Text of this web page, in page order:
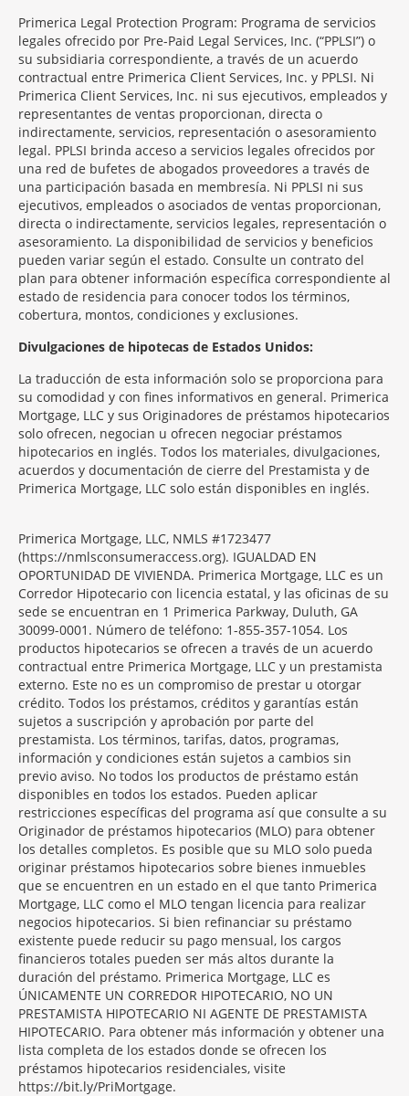
Primerica Legal Protection Program: Programa de servicios
legales ofrecido por Pre-Paid Legal Services, Inc. (“PPLSI”) o
su subsidiaria correspondiente, a través de un acuerdo
contractual entre Primerica Client Services, Inc. y PPLSI. Ni
Primerica Client Services, Inc. ni sus ejecutivos, empleados y
representantes de ventas proporcionan, directa o
indirectamente, servicios, representación o asesoramiento
legal. PPLSI brinda acceso a servicios legales ofrecidos por
una red de bufetes de abogados proveedores a través de
una participación basada en membresía. Ni PPLSI ni sus
ejecutivos, empleados o asociados de ventas proporcionan,
directa o indirectamente, servicios legales, representación o
asesoramiento. La disponibilidad de servicios y beneficios
pueden variar según el estado. Consulte un contrato del
plan para obtener información específica correspondiente al
estado de residencia para conocer todos los términos,
cobertura, montos, condiciones y exclusiones.
Morgage
Section
Divulgaciones de hipotecas de Estados Unidos:
La traducción de esta información solo se proporciona para
su comodidad y con fines informativos en general. Primerica
Mortgage, LLC y sus Originadores de préstamos hipotecarios
solo ofrecen, negocian u ofrecen negociar préstamos
hipotecarios en inglés. Todos los materiales, divulgaciones,
acuerdos y documentación de cierre del Prestamista y de
Primerica Mortgage, LLC solo están disponibles en inglés.
Primerica Mortgage, LLC, NMLS #1723477
(https://nmlsconsumeraccess.org). IGUALDAD EN
OPORTUNIDAD DE VIVIENDA. Primerica Mortgage, LLC es un
Corredor Hipotecario con licencia estatal, y las oficinas de su
sede se encuentran en 1 Primerica Parkway, Duluth, GA
30099-0001. Número de teléfono: 1-855-357-1054. Los
productos hipotecarios se ofrecen a través de un acuerdo
contractual entre Primerica Mortgage, LLC y un prestamista
externo. Este no es un compromiso de prestar u otorgar
crédito. Todos los préstamos, créditos y garantías están
sujetos a suscripción y aprobación por parte del
prestamista. Los términos, tarifas, datos, programas,
información y condiciones están sujetos a cambios sin
previo aviso. No todos los productos de préstamo están
disponibles en todos los estados. Pueden aplicar
restricciones específicas del programa así que consulte a su
Originador de préstamos hipotecarios (MLO) para obtener
los detalles completos. Es posible que su MLO solo pueda
originar préstamos hipotecarios sobre bienes inmuebles
que se encuentren en un estado en el que tanto Primerica
Mortgage, LLC como el MLO tengan licencia para realizar
negocios hipotecarios. Si bien refinanciar su préstamo
existente puede reducir su pago mensual, los cargos
financieros totales pueden ser más altos durante la
duración del préstamo. Primerica Mortgage, LLC es
ÚNICAMENTE UN CORREDOR HIPOTECARIO, NO UN
PRESTAMISTA HIPOTECARIO NI AGENTE DE PRESTAMISTA
HIPOTECARIO. Para obtener más información y obtener una
lista completa de los estados donde se ofrecen los
préstamos hipotecarios residenciales, visite
https://bit.ly/PriMortgage.